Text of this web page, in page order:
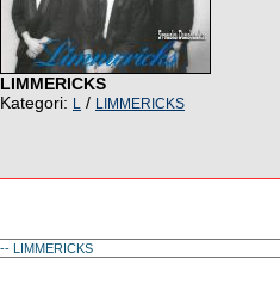
LIMMERICKS
Kategori: L / LIMMERICKS